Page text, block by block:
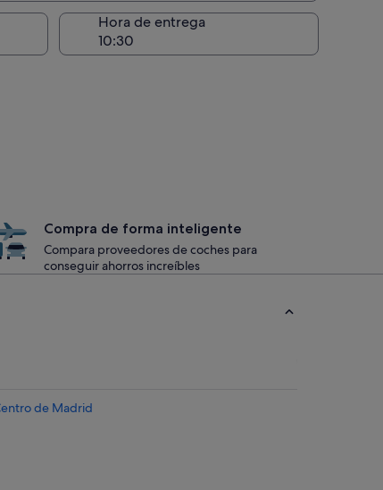
Hora de entrega
Compra de forma inteligente
Compara proveedores de coches para
conseguir ahorros increíbles
de Madrid